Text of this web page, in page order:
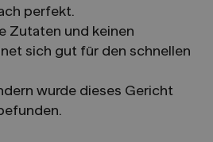
perfekt.
Zutaten und keinen
sich gut für den schnellen
wurde dieses Gericht